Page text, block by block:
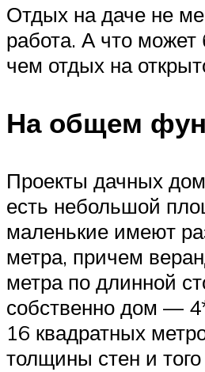
Отдых на даче не
работа. А что может
чем отдых на
На общем
Проекты дачных
есть небольшой
маленькие имеют
метра, причем
метра по длинной
собственно дом —
16 квадратных
толщины стен и